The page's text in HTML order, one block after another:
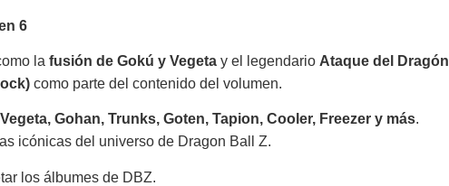
6
la fusión de Gokú y Vegeta y el legendario Ataque del Dragón
como parte del contenido del volumen.
Gohan, Trunks, Goten, Tapion, Cooler, Freezer y más.
icónicas del universo de Dragon Ball Z.
los álbumes de DBZ.